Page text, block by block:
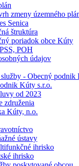
zmeny územného
Senica
štruktúra
poriadok obce Kúty
POH
údajov
služby - Obecný podnik
Kúty s.r.o.
od 2023
združenia
Kúty, n.o.
ústavy
ihrisko
ihrisko